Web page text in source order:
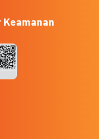
Keamanan